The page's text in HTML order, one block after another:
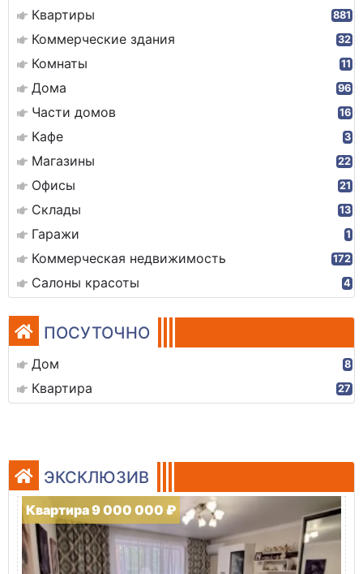
Квартиры 881
Коммерческие здания 32
Комнаты 11
Дома 96
Части домов 16
Кафе 3
Магазины 22
Офисы 21
Склады 13
Гаражи 1
Коммерческая недвижимость 172
Салоны красоты 4
ПОСУТОЧНО
Дом 8
Квартира 27
ЭКСКЛЮЗИВ
Квартира 9 000 000 ₽